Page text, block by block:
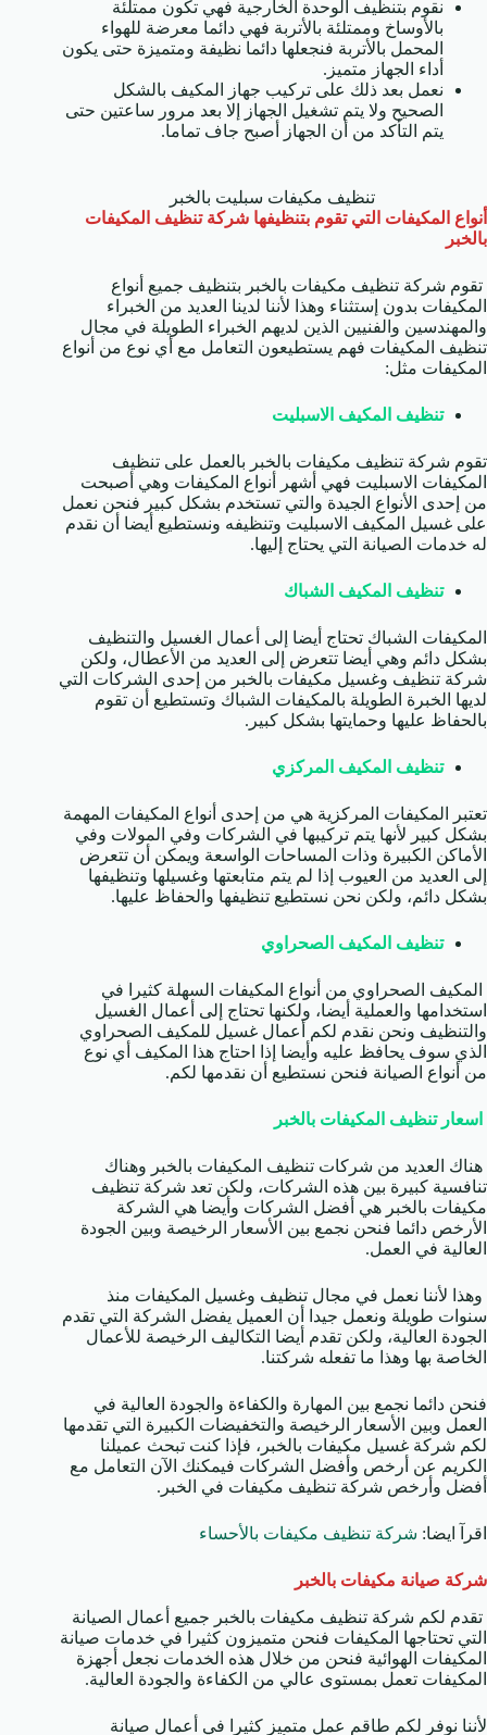
نقوم بتنظيف الوحدة الخارجية فهي تكون ممتلئة
بالأوساخ وممتلئة بالأتربة فهي دائما معرضة للهواء
المحمل بالأتربة فنجعلها دائما نظيفة ومتميزة حتى يكون
أداء الجهاز متميز.
نعمل بعد ذلك على تركيب جهاز المكيف بالشكل
الصحيح ولا يتم تشغيل الجهاز إلا بعد مرور ساعتين حتى
يتم التأكد من أن الجهاز أصبح جاف تماما.
تنظيف مكيفات سبليت بالخبر
أنواع المكيفات التي تقوم بتنظيفها شركة تنظيف المكيفات
بالخبر
تقوم شركة تنظيف مكيفات بالخبر بتنظيف جميع أنواع
المكيفات بدون إستثناء وهذا لأننا لدينا العديد من الخبراء
والمهندسين والفنيين الذين لديهم الخبراء الطويلة في مجال
تنظيف المكيفات فهم يستطيعون التعامل مع أي نوع من أنواع
المكيفات مثل:
تنظيف المكيف الاسبليت
تقوم شركة تنظيف مكيفات بالخبر بالعمل على تنظيف
المكيفات الاسبليت فهي أشهر أنواع المكيفات وهي أصبحت
من إحدى الأنواع الجيدة والتي تستخدم بشكل كبير فنحن نعمل
على غسيل المكيف الاسبليت وتنظيفه ونستطيع أيضا أن نقدم
له خدمات الصيانة التي يحتاج إليها.
تنظيف المكيف الشباك
المكيفات الشباك تحتاج أيضا إلى أعمال الغسيل والتنظيف
بشكل دائم وهي أيضا تتعرض إلى العديد من الأعطال، ولكن
شركة تنظيف وغسيل مكيفات بالخبر من إحدى الشركات التي
لديها الخبرة الطويلة بالمكيفات الشباك وتستطيع أن تقوم
بالحفاظ عليها وحمايتها بشكل كبير.
تنظيف المكيف المركزي
تعتبر المكيفات المركزية هي من إحدى أنواع المكيفات المهمة
بشكل كبير لأنها يتم تركيبها في الشركات وفي المولات وفي
الأماكن الكبيرة وذات المساحات الواسعة ويمكن أن تتعرض
إلى العديد من العيوب إذا لم يتم متابعتها وغسيلها وتنظيفها
بشكل دائم، ولكن نحن نستطيع تنظيفها والحفاظ عليها.
تنظيف المكيف الصحراوي
المكيف الصحراوي من أنواع المكيفات السهلة كثيرا في
استخدامها والعملية أيضا، ولكنها تحتاج إلى أعمال الغسيل
والتنظيف ونحن نقدم لكم أعمال غسيل للمكيف الصحراوي
الذي سوف يحافظ عليه وأيضا إذا احتاج هذا المكيف أي نوع
من أنواع الصيانة فنحن نستطيع أن نقدمها لكم.
اسعار تنظيف المكيفات بالخبر
هناك العديد من شركات تنظيف المكيفات بالخبر وهناك
تنافسية كبيرة بين هذه الشركات، ولكن تعد شركة تنظيف
مكيفات بالخبر هي أفضل الشركات وأيضا هي الشركة
الأرخص دائما فنحن نجمع بين الأسعار الرخيصة وبين الجودة
العالية في العمل.
وهذا لأننا نعمل في مجال تنظيف وغسيل المكيفات منذ
سنوات طويلة ونعمل جيدا أن العميل يفضل الشركة التي تقدم
الجودة العالية، ولكن تقدم أيضا التكاليف الرخيصة للأعمال
الخاصة بها وهذا ما تفعله شركتنا.
فنحن دائما نجمع بين المهارة والكفاءة والجودة العالية في
العمل وبين الأسعار الرخيصة والتخفيضات الكبيرة التي تقدمها
لكم شركة غسيل مكيفات بالخبر، فإذا كنت تبحث عميلنا
الكريم عن أرخص وأفضل الشركات فيمكنك الآن التعامل مع
أفضل وأرخص شركة تنظيف مكيفات في الخبر.
اقرآ ايضا: شركة تنظيف مكيفات بالأحساء
شركة صيانة مكيفات بالخبر
تقدم لكم شركة تنظيف مكيفات بالخبر جميع أعمال الصيانة
التي تحتاجها المكيفات فنحن متميزون كثيرا في خدمات صيانة
المكيفات الهوائية فنحن من خلال هذه الخدمات نجعل أجهزة
المكيفات تعمل بمستوى عالي من الكفاءة والجودة العالية.
لأننا نوفر لكم طاقم عمل متميز كثيرا في أعمال صيانة